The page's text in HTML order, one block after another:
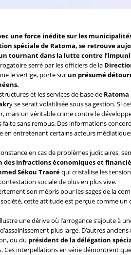
une force inédite sur les
spéciale de Ratoma, se retrouve
tournant dans la lutte contre
serré par les officiers de la
le vertige, porte sur un présumé
et les services de base de Ratoma
y se serait volatilisée sous sa gestion. Si
mais un véritable crime contre le
faite sans remous. Des informations
entretenant certains acteurs
en cas de problèmes judiciaires,
des infractions économiques et
Sékou Traoréqui cristallise les
sociale de plus en plus vive.
son mépris pour les sages de la
cette attitude est perçue comme un
une dérive où l’arrogance s’ajoute à
plus large. D’autres anciens
ou du président de la délégation
Ces interpellations en série démontrent